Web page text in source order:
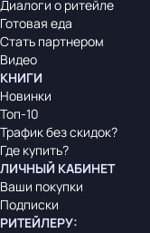
Диалоги о ритейле
Готовая еда
Стать партнером
Видео
КНИГИ
Новинки
Топ-10
Трафик без скидок?
Где купить?
ЛИЧНЫЙ КАБИНЕТ
Ваши покупки
Подписки
РИТЕЙЛЕРУ: